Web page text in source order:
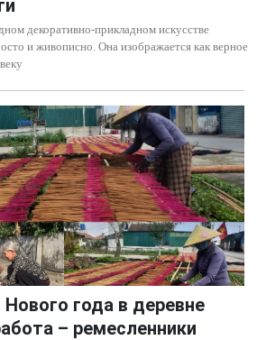
декоративно-прикладном искусстве
и живописно. Она изображается как верное
года в деревне
– ремесленники